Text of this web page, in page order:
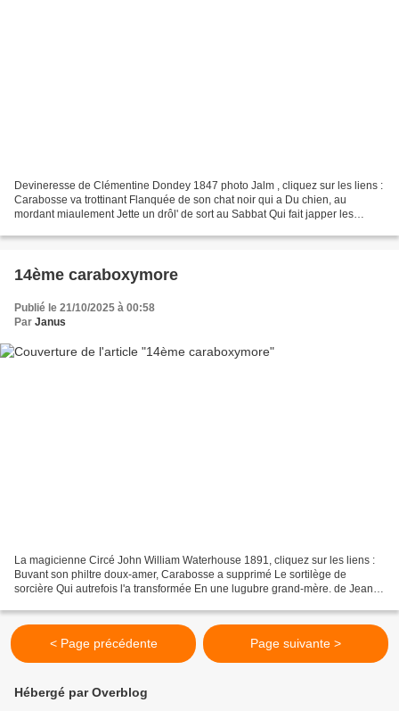
Devineresse de Clémentine Dondey 1847 photo Jalm , cliquez sur les liens :
Carabosse va trottinant Flanquée de son chat noir qui a Du chien, au
mordant miaulement Jette un drôl' de sort au Sabbat Qui fait japper les
14ème caraboxymore
Publié le 21/10/2025 à 00:58
Par Janus
La magicienne Circé John William Waterhouse 1891, cliquez sur les liens :
Buvant son philtre doux-amer, Carabosse a supprimé Le sortilège de
sorcière Qui autrefois l'a transformée En une lugubre grand-mère. de Jean-
< Page précédente Page suivante >
Hébergé par Overblog